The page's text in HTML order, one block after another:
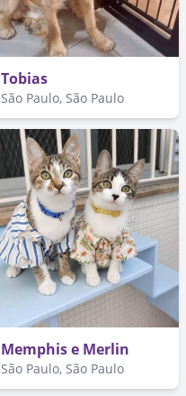
Tobias
São Paulo, São Paulo
Memphis e Merlin
São Paulo, São Paulo